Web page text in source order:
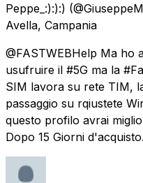
Peppe_:):):)
Avella, Campania
@FASTWEBHelp Ma ho
usufruire il #5G ma la
SIM lavora su rete TIM,
passaggio su rqiustete
questo profilo avrai
Dopo 15 Giorni d'acquisto.